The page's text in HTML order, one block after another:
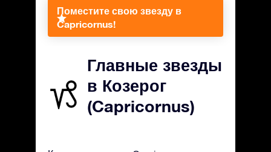
Поместите свою звезду в
Capricornus!
Главные звезды
в Козерог
(Capricornus)